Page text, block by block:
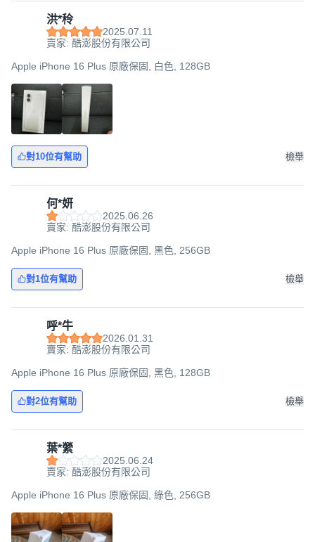
洪*秢
2025.07.11
賣家: 酷澎股份有限公司
Apple iPhone 16 Plus 原廠保固, 白色, 128GB
對10位有幫助 檢舉
何*妍
2025.06.26
賣家: 酷澎股份有限公司
Apple iPhone 16 Plus 原廠保固, 黑色, 256GB
對1位有幫助 檢舉
呼*牛
2026.01.31
賣家: 酷澎股份有限公司
Apple iPhone 16 Plus 原廠保固, 黑色, 128GB
對2位有幫助 檢舉
葉*縈
2025.06.24
賣家: 酷澎股份有限公司
Apple iPhone 16 Plus 原廠保固, 綠色, 256GB